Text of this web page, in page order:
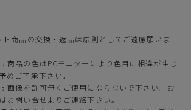
ト商品の交換・返品は原則としてご遠慮願いま
商品の色はPCモニターにより色目に相違が生じ
めご了承下さい。
画像を許可無くご使用にならないで下さい。お
お問い合せよりご連絡下さい。